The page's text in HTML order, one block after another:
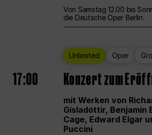
Von Samstag 12.00 bis
die Deutsche Oper Berlin
Unlimited Oper
17:00 Konzert zum
mit Werken von
Gísladóttir, Benjamin
Cage, Edward Elgar
Puccini